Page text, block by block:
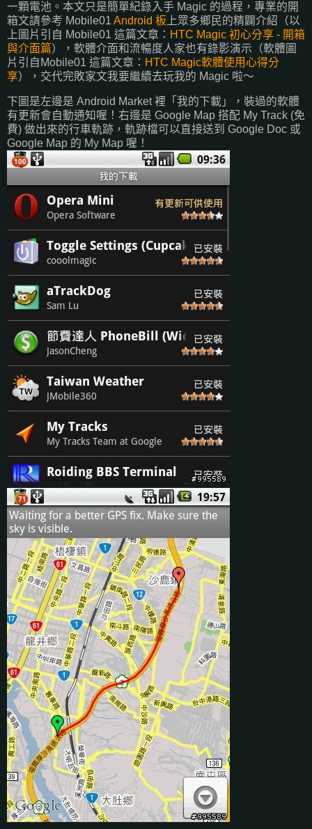
一顆電池。本文只是簡單紀錄入手 Magic 的過程，專業的開
箱文請參考 Mobile01 Android 板 上眾多鄉民的精闢介紹（以
上圖片引自 Mobile01 這篇文章： HTC Magic 初心分享 - 開箱
與介面篇），軟體介面和流暢度人家也有錄影演示（軟體圖
片引自Mobile01 這篇文章： HTC Magic軟體使用心得分
享），交代完敗家文我要繼續去玩我的 Magic 啦～
下圖是左邊是 Android Market 裡「我的下載」，裝過的軟體
有更新會自動通知喔！右邊是 Google Map 搭配 My Track (免
費) 做出來的行車軌跡，軌跡檔可以直接送到 Google Doc 或
Google Map 的 My Map 喔！